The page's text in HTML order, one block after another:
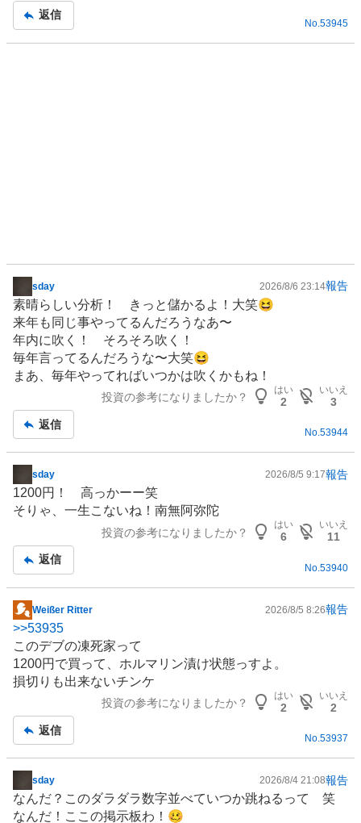
返信
No. 53945
掲
示
板
記
事
sday 2026/8/6 23:14報告
素晴らしい分析！ きっと儲かるよ！大笑😆
来年も同じ事やってるんだろうなあ〜
年内に吹く！ そろそろ吹く！
毎年言ってるんだろうな〜大笑😆
まあ、毎年やってればいつかは吹くかもね！
投資の参考になりましたか？
はい
2
いいえ
3
返信
No.53944
掲
示
板
sday 2026/8/5 9:17報告
1200円！ 高っかーー笑
そりゃ、一生こないね！南無阿弥陀
投資の参考になりましたか？
はい
6
いいえ
11
返信
No. 53940
掲
示
板
記
事
Weißer Ritter 2026/8/5 8:26報告
>>53935
このデブの凍死家って
1200円で買って、ホルマリン漬け状態っすよ。
損切りも出来ないチンケ
投資の参考になりましたか？
はい
2
いいえ
2
返信
No.53937
掲
示
sday 2026/8/4 21:08報告
なんだ？このダラダラ数字並べていつか跳ねるって 笑
なんだ！ここの掲示板わ！🥴